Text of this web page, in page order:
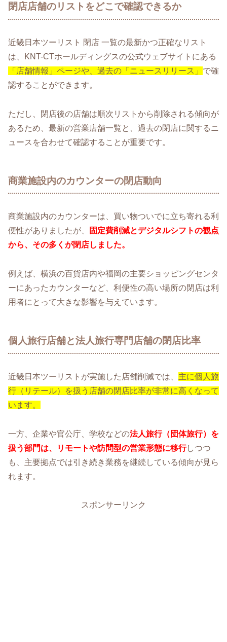
閉店店舗のリストをどこで確認できるか
近畿日本ツーリスト 閉店 一覧の最新かつ正確なリスト
は、KNT-CTホールディングスの公式ウェブサイトにある
「店舗情報」ページや、過去の「ニュースリリース」 で確
認することができます。
ただし、閉店後の店舗は順次リストから削除される傾向が
あるため、最新の営業店舗一覧と、過去の閉店に関するニ
ュースを合わせて確認することが重要です。
商業施設内のカウンターの閉店動向
商業施設内のカウンターは、買い物ついでに立ち寄れる利
便性がありましたが、
固定費削減とデジタルシフトの観点
から、その多くが閉店しました。
例えば、横浜の百貨店内や福岡の主要ショッピングセンタ
ーにあったカウンターなど、利便性の高い場所の閉店は利
用者にとって大きな影響を与えています。
個人旅行店舗と法人旅行専門店舗の閉店比率
近畿日本ツーリストが実施した店舗削減では、 主に個人旅
行（リテール）を扱う店舗の閉店比率が非常に高くなって
います。
一方、企業や官公庁、学校などの法人旅行（団体旅行）を
扱う部門は、リモートや訪問型の営業形態に移行しつつ
も、主要拠点では引き続き業務を継続している傾向が見ら
れます。
スポンサーリンク